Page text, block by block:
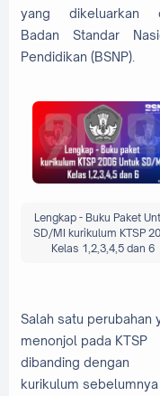
yang dikeluarkan
Badan Standar
Pendidikan (BSNP).
Lengkap - Buku Paket
SD/MI kurikulum KTSP
Kelas 1,2,3,4,5 dan 6
Salah satu perubahan
menonjol pada KTSP
dibanding dengan
kurikulum sebelumnya